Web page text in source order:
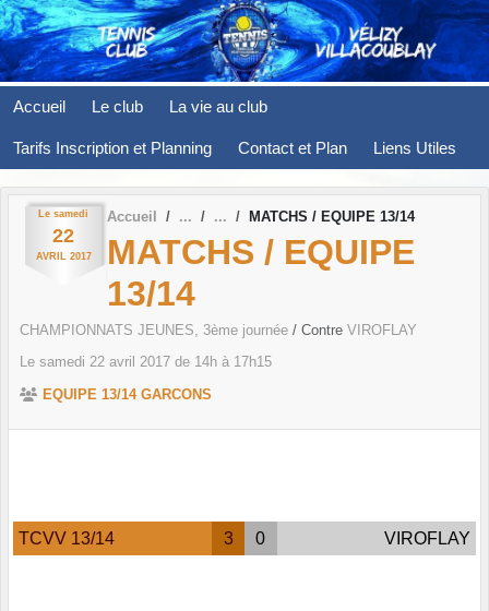
Accueil Le club La vie au club
Tarifs Inscription et Planning Contact et Plan Liens Utiles
Le samedi
22
AVRIL 2017
Accueil MATCHS / EQUIPE 13/14
MATCHS / EQUIPE
13/14
CHAMPIONNATS JEUNES, 3ème journée / Contre VIROFLAY
Le samedi 22 avril 2017 de 14h à 17h15
EQUIPE 13/14 GARCONS
TCVV 13/14 3 0 VIROFLAY
Panneau de gestion des cookies